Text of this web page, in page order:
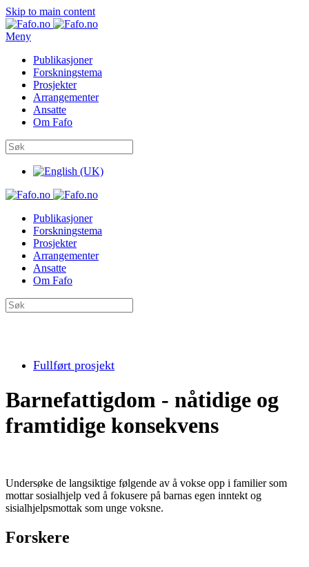
Skip to main content
Meny
Publikasjoner
Forskningstema
Prosjekter
Arrangementer
Ansatte
Om Fafo
Publikasjoner
Forskningstema
Prosjekter
Arrangementer
Ansatte
Om Fafo
Fullført prosjekt
Barnefattigdom - nåtidige og
framtidige konsekvens
Undersøke de langsiktige følgende av å vokse opp i familier som
mottar sosialhjelp ved å fokusere på barnas egen inntekt og
sisialhjelpsmottak som unge voksne.
Forskere